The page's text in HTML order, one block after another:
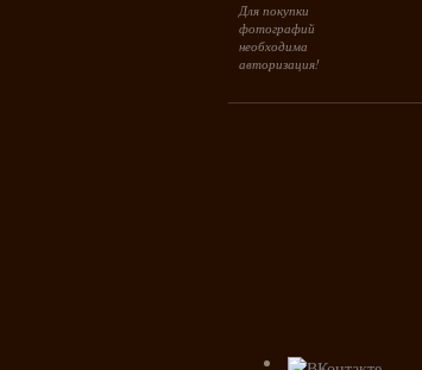
Для покупки
фотографий
необходима
авторизация!